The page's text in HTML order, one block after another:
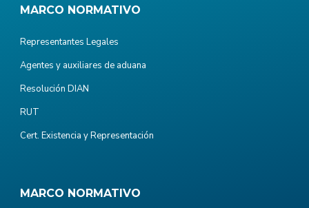
MARCO NORMATIVO
Representantes Legales
Agentes y auxiliares de aduana
Resolución DIAN
RUT
Cert. Existencia y Representación
MARCO NORMATIVO